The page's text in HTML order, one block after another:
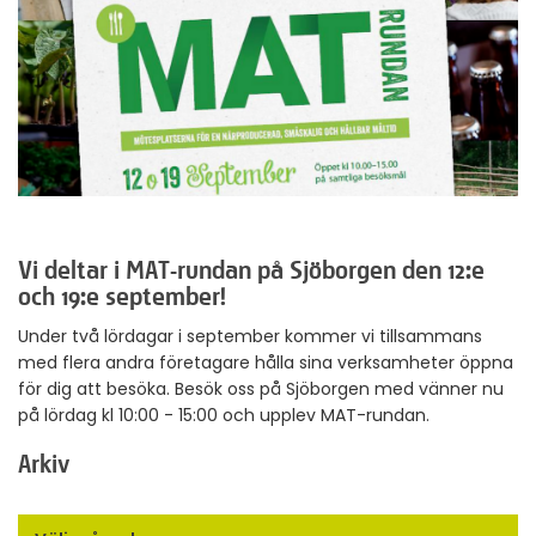
Vi deltar i MAT-rundan på Sjöborgen den 12:e
och 19:e september!
Under två lördagar i september kommer vi tillsammans
med flera andra företagare hålla sina verksamheter öppna
för dig att besöka. Besök oss på Sjöborgen med vänner nu
på lördag kl 10:00 - 15:00 och upplev MAT-rundan.
Arkiv